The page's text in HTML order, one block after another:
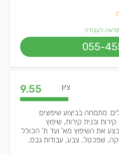
מלאה לעבודה
055-
ציון: 9.55
מתמחה בביצוע שיפוצים
ובנית קירות, שיפוץ
את השיפוץ מא' ועד ת' הכולל
שפכטל, צבע, עבודות גבס,